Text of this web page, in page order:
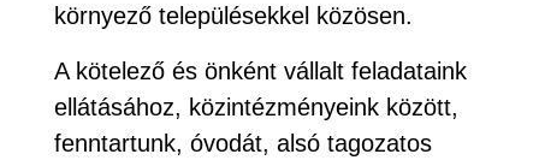
környező településekkel közösen.
A kötelező és önként vállalt feladataink
ellátásához, közintézményeink között,
fenntartunk, óvodát, alsó tagozatos